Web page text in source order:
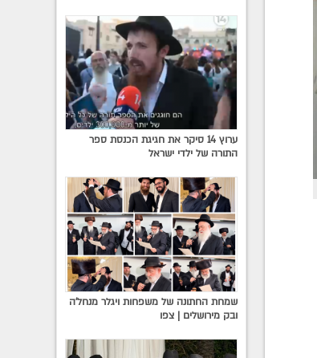
ערוץ 14 סיקר את חגיגת הכנסת ספר
התורה של ילדי ישראל
שמחת החתונה של משפחות ויגלר מנחל'ה
ובק מירושלים | צפו